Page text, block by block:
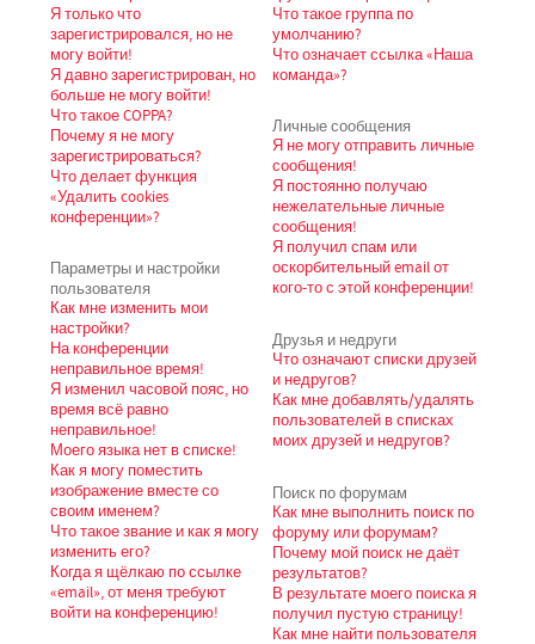
Я только что
зарегистрировался, но не
могу войти!
Я давно зарегистрирован, но
больше не могу войти!
Что такое COPPA?
Почему я не могу
зарегистрироваться?
Что делает функция
«Удалить cookies
конференции»?
Параметры и настройки
пользователя
Как мне изменить мои
настройки?
На конференции
неправильное время!
Я изменил часовой пояс, но
время всё равно
неправильное!
Моего языка нет в списке!
Как я могу поместить
изображение вместе со
своим именем?
Что такое звание и как я могу
изменить его?
Когда я щёлкаю по ссылке
«email», от меня требуют
войти на конференцию!
Что такое группа по
умолчанию?
Что означает ссылка «Наша
команда»?
Личные сообщения
Я не могу отправить личные
сообщения!
Я постоянно получаю
нежелательные личные
сообщения!
Я получил спам или
оскорбительный email от
кого-то с этой конференции!
Друзья и недруги
Что означают списки друзей
и недругов?
Как мне добавлять/удалять
пользователей в списках
моих друзей и недругов?
Поиск по форумам
Как мне выполнить поиск по
форуму или форумам?
Почему мой поиск не даёт
результатов?
В результате моего поиска я
получил пустую страницу!
Как мне найти пользователя